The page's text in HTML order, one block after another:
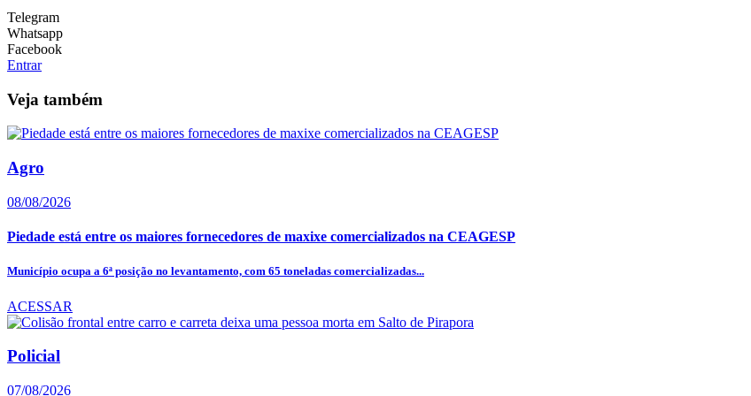
Telegram
Whatsapp
Facebook
Entrar
Veja também
Agro
08/08/2026
Piedade está entre os maiores fornecedores de maxixe comercializados na CEAGESP
Município ocupa a 6ª posição no levantamento, com 65 toneladas comercializadas...
ACESSAR
Policial
07/08/2026